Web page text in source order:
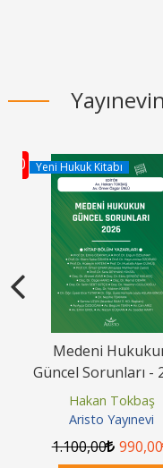
10 Yeni Hukuk Kitabı
Medeni
Güncel Sorunları -
Hakan Tokbaş
Aristo Yayınevi
1.100,00 990,00